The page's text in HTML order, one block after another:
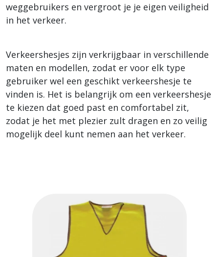
weggebruikers en vergroot je je eigen veiligheid
in het verkeer.
Verkeershesjes zijn verkrijgbaar in verschillende
maten en modellen, zodat er voor elk type
gebruiker wel een geschikt verkeershesje te
vinden is. Het is belangrijk om een verkeershesje
te kiezen dat goed past en comfortabel zit,
zodat je het met plezier zult dragen en zo veilig
mogelijk deel kunt nemen aan het verkeer.